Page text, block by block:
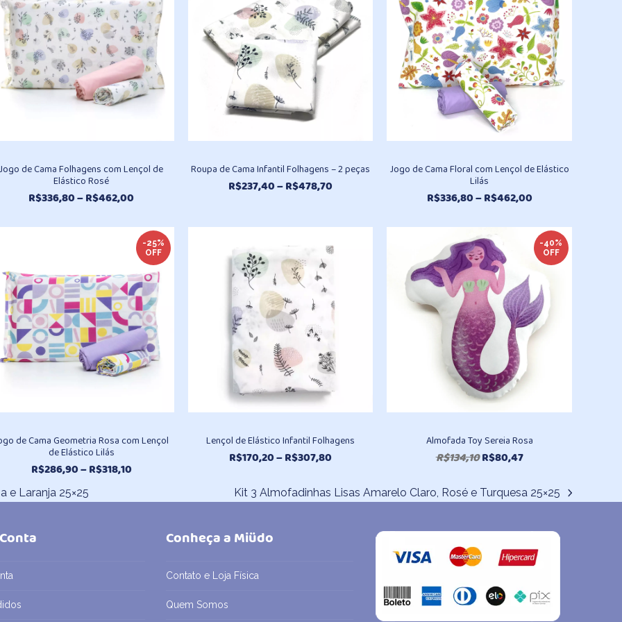
Jogo de Cama Folhagens com Lençol de
Elástico Rosé
R$336,80–R$462,00
preço:
R$336,80
através
R$462,00
Roupa de Cama Infantil Folhagens – 2 peças
R$237,40–R$478,70Faixa
R$237,40
através
Jogo de Cama Floral com Lençol de Elástico
Lilás
R$336,80–R$462,00Faixa
preço:
R$336,80
através
-25%
OFF
de Cama Geometria Rosa com Lençol
de Elástico Lilás
R$286,90–R$318,10Faixa
preço:
através
R$318,10
Lençol de Elástico Infantil Folhagens
R$170,20–R$307,80Faixa
preço:
R$170,20
R$307,80
-40%
OFF
Almofada Toy Sereia Rosa
R$134,10O
original
era:
R$80,47O
atual
é:
e Laranja 25×25
next
Kit 3 Almofadinhas Lisas Amarelo Claro, Rosé e Turquesa 25×25
Conheça a Miüdo
Contato e Loja Física
Quem Somos